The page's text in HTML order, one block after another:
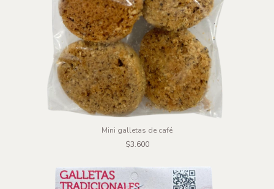
Mini galletas de café
$3.600